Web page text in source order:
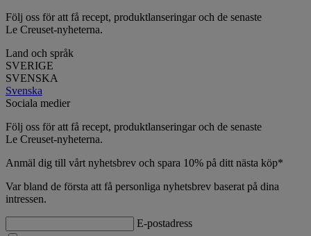
Följ oss för att få recept, produktlanseringar och de senaste
Le Creuset-nyheterna.
Land och språk
SVERIGE
SVENSKA
Svenska
Sociala medier
Följ oss för att få recept, produktlanseringar och de senaste
Le Creuset-nyheterna.
Anmäl dig till vårt nyhetsbrev och spara 10% på ditt nästa köp*
Var bland de första att få personliga nyhetsbrev baserat på dina
intressen.
E-postadress